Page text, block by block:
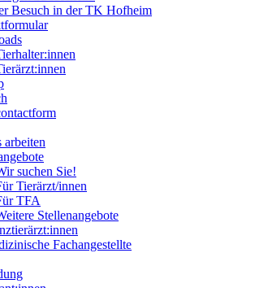
Besuch in der TK Hofheim
arbeiten
suchen Sie!
Tierärzt/innen
TFA
Stellenangebote
Fachangestellte